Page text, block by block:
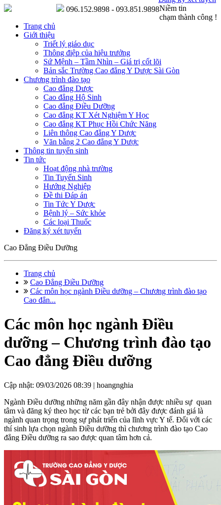
Niềm tin
chạm thành công !
096.152.9898 - 093.851.9898
Trang chủ
Giới thiệu
Triết lý giáo dục
Thông điệp của hiệu trưởng
Sứ Mệnh – Tầm Nhìn – Giá trị cốt lõi
Bản sắc Trường Cao đẳng Y Dược Sài Gòn
Chương trình đào tạo
Cao đẳng Dược
Cao đẳng Hộ Sinh
Cao đẳng Điều Dưỡng
Cao đẳng KT Xét Nghiệm Y Học
Cao đẳng KT Phục Hồi Chức Năng
Liên thông Cao đẳng Y Dược
Văn bằng 2 Cao đẳng Y Dược
Thông tin tuyển sinh
Tin tức
Hoạt động nhà trường
Tin Tuyển Sinh
Hướng Nghiệp
Đề thi Đáp án
Tin Tức Y Dược
Bệnh lý – Sức khỏe
Các loại Thuốc
Đăng ký xét tuyển
Cao Đẳng Điều Dưỡng
Trang chủ
Cao Đẳng Điều Dưỡng
Các môn học ngành Điều dưỡng – Chương trình đào tạo
Cao đẳn...
Các môn học ngành Điều
dưỡng – Chương trình đào tạo
Cao đẳng Điều dưỡng
Cập nhật: 09/03/2026 08:39 | hoangnghia
Ngành Điều dưỡng những năm gần đây nhận được nhiều sự quan
tâm và đăng ký theo học từ các bạn trẻ bởi đây được đánh giá là
ngành quan trọng trong sự phát triển của lĩnh vực Y tế. Đối với các
thí sinh lựa chọn ngành Điều dưỡng thì chương trình đào tạo Cao
đẳng Điều dưỡng ra sao được quan tâm hơn cả.